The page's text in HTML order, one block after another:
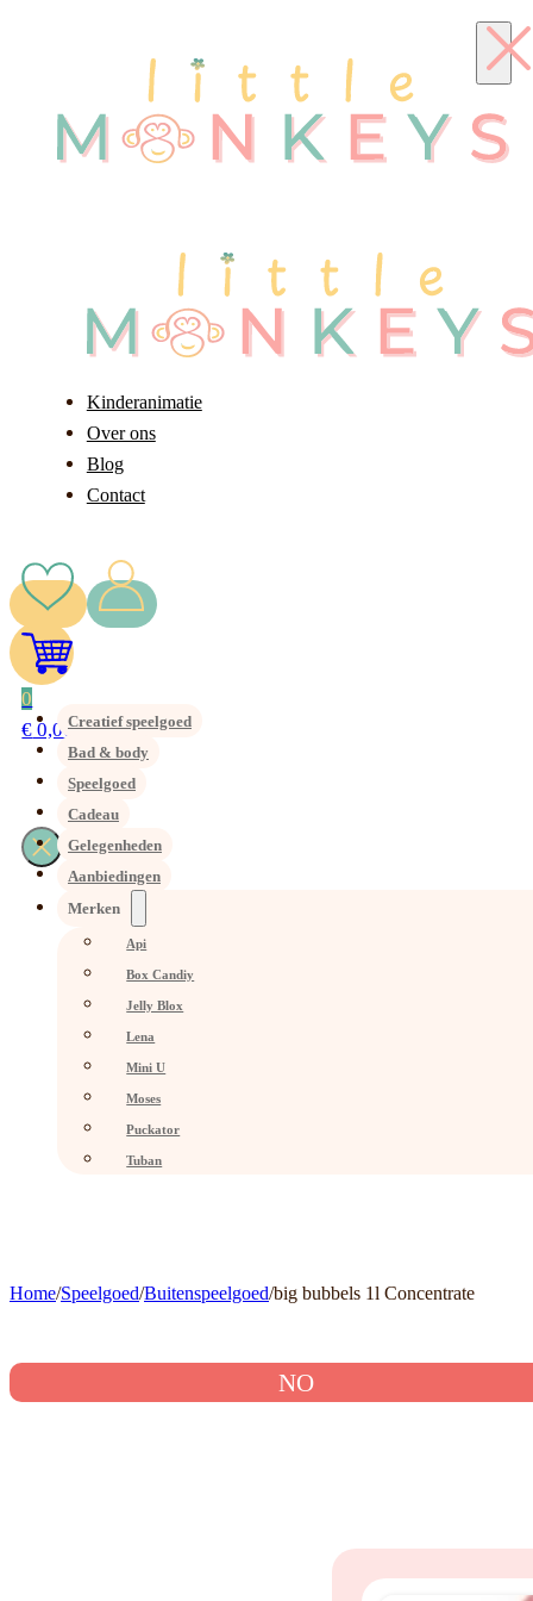
Kinderanimatie
Over ons
Blog
Contact
0
€ 0,00Creatief speelgoed
Bad & body
Speelgoed
Cadeau
Gelegenheden
Aanbiedingen
Merken
Api
Box Candiy
Jelly Blox
Lena
Mini U
Moses
Puckator
Tuban
Home/Speelgoed/Buitenspeelgoed/big bubbels 1l Concentrate
NO